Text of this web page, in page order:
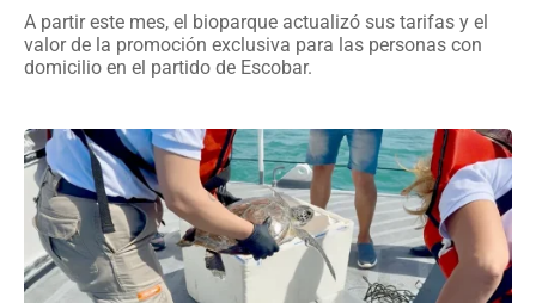
A partir este mes, el bioparque actualizó sus tarifas y el
valor de la promoción exclusiva para las personas con
domicilio en el partido de Escobar.